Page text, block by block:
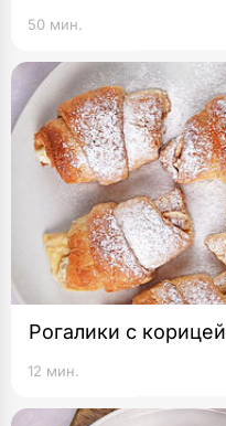
50 мин.
Рогалики с корицей
12 мин.